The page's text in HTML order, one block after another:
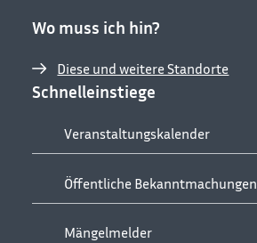
Wo muss ich hin?
Diese und weitere Standorte
Schnelleinstiege
Veranstaltungskalender
Öffentliche Bekanntmachungen
Mängelmelder